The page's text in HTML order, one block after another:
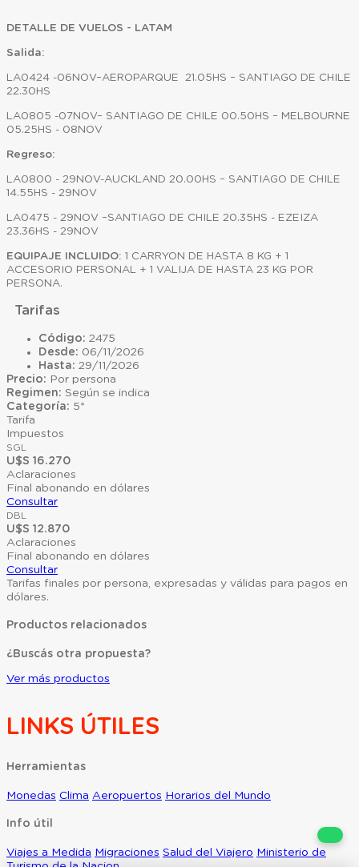
DETALLE DE VUELOS - LATAM
Salida:
LA0424 -06NOV–AEROPARQUE 21.05HS – SANTIAGO DE CHILE
22.30HS
LA0805 -07NOV– SANTIAGO DE CHILE 00.50HS – MELBOURNE
05.25HS - 08NOV
Regreso:
LA0800 - 29NOV-AUCKLAND 20.00HS – SANTIAGO DE CHILE
14.55HS - 29NOV
LA0475 - 29NOV –SANTIAGO DE CHILE 20.35HS - EZEIZA
23.36HS - 29NOV
EQUIPAJE INCLUIDO: 1 CARRYON DE HASTA 8 KG + 1
ACCESORIO PERSONAL + 1 VALIJA DE HASTA 23 KG POR
PERSONA.
Tarifas
Código: 2475
Desde: 06/11/2026
Hasta: 29/11/2026
Precio: Por persona
Regimen: Según se indica
Categoría: 5*
Tarifa
Impuestos
SGL
U$S 16.270
Aclaraciones
Final abonando en dólares
Consultar
DBL
U$S 12.870
Aclaraciones
Final abonando en dólares
Consultar
Tarifas finales por persona, expresadas y válidas para pagos en
dólares.
Productos relacionados
¿Buscás otra propuesta?
Ver más productos
LINKS ÚTILES
Herramientas
Monedas Clima Aeropuertos Horarios del Mundo
Info útil
Viajes a Medida Migraciones Salud del Viajero Ministerio de